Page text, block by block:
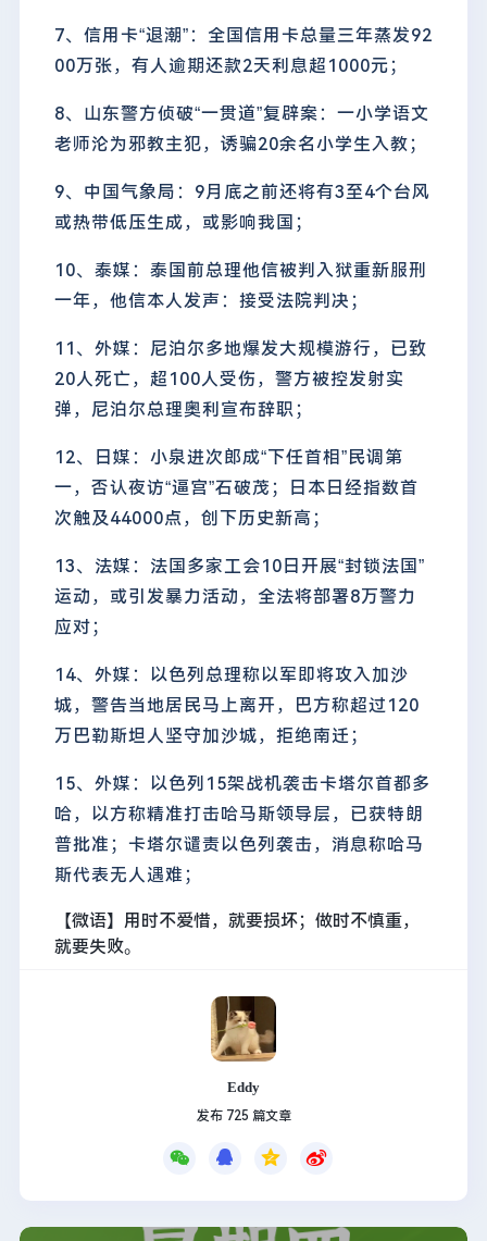
7、信用卡“退潮”：全国信用卡总量三年蒸发92
00万张，有人逾期还款2天利息超1000元；
8、山东警方侦破“一贯道”复辟案：一小学语文
老师沦为邪教主犯，诱骗20余名小学生入教；
9、中国气象局：9月底之前还将有3至4个台风
或热带低压生成，或影响我国；
10、泰媒：泰国前总理他信被判入狱重新服刑
一年，他信本人发声：接受法院判决；
11、外媒：尼泊尔多地爆发大规模游行，已致
20人死亡，超100人受伤，警方被控发射实
弹，尼泊尔总理奥利宣布辞职；
12、日媒：小泉进次郎成“下任首相”民调第
一，否认夜访“逼宫”石破茂；日本日经指数首
次触及44000点，创下历史新高；
13、法媒：法国多家工会10日开展“封锁法国”
运动，或引发暴力活动，全法将部署8万警力
应对；
14、外媒：以色列总理称以军即将攻入加沙
城，警告当地居民马上离开，巴方称超过120
万巴勒斯坦人坚守加沙城，拒绝南迁；
15、外媒：以色列15架战机袭击卡塔尔首都多
哈，以方称精准打击哈马斯领导层，已获特朗
普批准；卡塔尔谴责以色列袭击，消息称哈马
斯代表无人遇难；
【微语】用时不爱惜，就要损坏；做时不慎重，
就要失败。
Eddy
发布 725 篇文章